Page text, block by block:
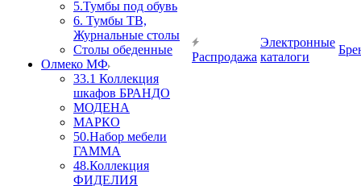
5.Тумбы под обувь
6. Тумбы ТВ,
Журнальные столы
Столы обеденные
Олмеко МФ
33.1 Коллекция
шкафов БРАНДО
МОДЕНА
МАРКО
50.Набор мебели
ГАММА
48.Коллекция
ФИДЕЛИЯ
Распродажа
Электронные
каталоги